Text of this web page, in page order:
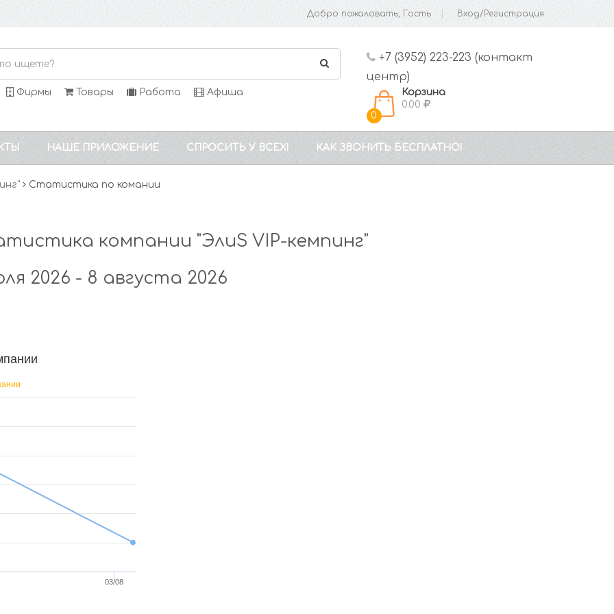
Добро пожаловать, Гость Вход/Регистрация
Фирмы Товары Работа Афиша
+7 (3952) 223-223 (контакт
центр)
0
Корзина
0.00
НАШЕ ПРИЛОЖЕНИЕ СПРОСИТЬ У ВСЕХ! КАК ЗВОНИТЬ БЕСПЛАТНО!
Статистика по комании
компании "ЭлиS VIP-кемпинг"
2026 - 8 августа 2026
03/08